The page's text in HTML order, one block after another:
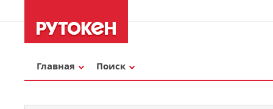
Главная Поиск